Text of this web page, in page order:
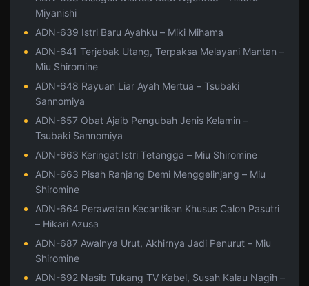
Miyanishi
ADN-639 Istri Baru Ayahku – Miki Mihama
ADN-641 Terjebak Utang, Terpaksa Melayani Mantan –
Miu Shiromine
ADN-648 Rayuan Liar Ayah Mertua – Tsubaki
Sannomiya
ADN-657 Obat Ajaib Pengubah Jenis Kelamin –
Tsubaki Sannomiya
ADN-663 Keringat Istri Tetangga – Miu Shiromine
ADN-663 Pisah Ranjang Demi Menggelinjang – Miu
Shiromine
ADN-664 Perawatan Kecantikan Khusus Calon Pasutri
– Hikari Azusa
ADN-687 Awalnya Urut, Akhirnya Jadi Penurut – Miu
Shiromine
ADN-692 Nasib Tukang TV Kabel, Susah Kalau Nagih –